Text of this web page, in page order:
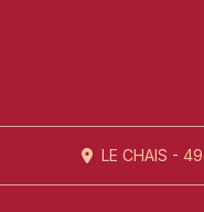
LE CHAIS -